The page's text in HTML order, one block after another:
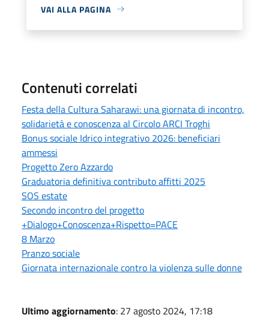
VAI ALLA PAGINA
Contenuti correlati
Festa della Cultura Saharawi: una giornata di incontro,
solidarietà e conoscenza al Circolo ARCI Troghi
Bonus sociale Idrico integrativo 2026: beneficiari
ammessi
Progetto Zero Azzardo
Graduatoria definitiva contributo affitti 2025
SOS estate
Secondo incontro del progetto
+Dialogo+Conoscenza+Rispetto=PACE
8 Marzo
Pranzo sociale
Giornata internazionale contro la violenza sulle donne
Ultimo aggiornamento: 27 agosto 2024, 17:18